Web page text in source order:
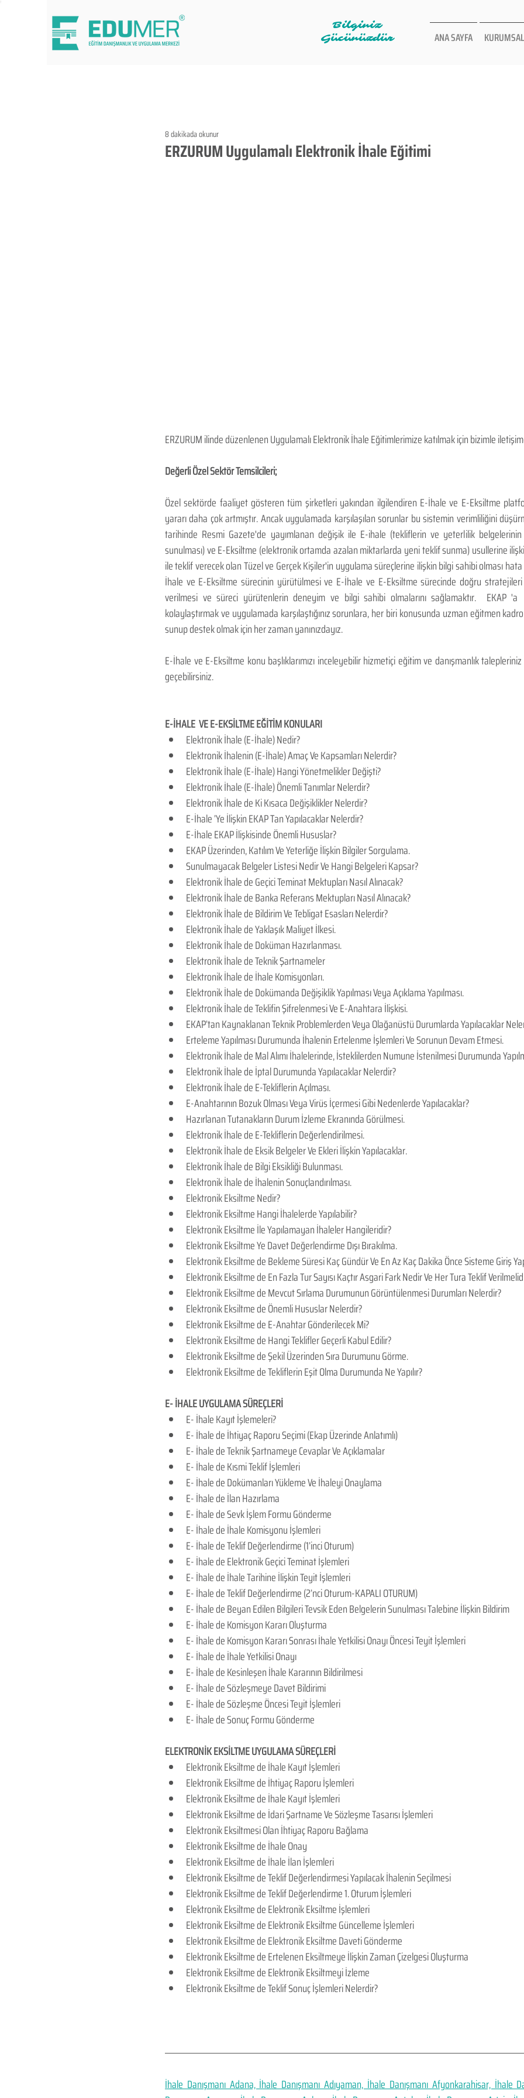
ANA SAYFA KURUMSAL
Bilginiz
Gücünüzdür
ERZURUM Uygulamalı Elektronik İhale Eğitimi
8 dakikada okunur
ERZURUM ilinde düzenlenen Uygulamalı Elektronik İhale Eğitimlerimize katılmak için bizimle
Değerli Özel Sektör Temsilcileri;
Özel sektörde faaliyet gösteren tüm şirketleri yakından ilgilendiren E-İhale ve E-Eksiltme
yararı daha çok artmıştır. Ancak uygulamada karşılaşılan sorunlar bu sistemin verimliliğini
tarihinde Resmi Gazete'de yayımlanan değişik ile E-ihale (tekliflerin ve yeterlilik
sunulması) ve E-Eksiltme (elektronik ortamda azalan miktarlarda yeni teklif sunma) usullerine
ile teklif verecek olan Tüzel ve Gerçek Kişiler'in uygulama süreçlerine ilişkin bilgi sahibi olması
İhale ve E-Eksiltme sürecinin yürütülmesi ve E-İhale ve E-Eksiltme sürecinde doğru
verilmesi ve süreci yürütenlerin deneyim ve bilgi sahibi olmalarını sağlamaktır.  EKAP 'a
kolaylaştırmak ve uygulamada karşılaştığınız sorunlara, her biri konusunda uzman eğitmen
sunup destek olmak için her zaman yanınızdayız.
E-İhale ve E-Eksiltme konu başlıklarımızı inceleyebilir hizmetiçi eğitim ve danışmanlık
geçebilirsiniz.
E-İHALE  VE E-EKSİLTME EĞİTİM KONULARI​
​Elektronik İhale (E-İhale) Nedir?
Elektronik İhalenin (E-İhale) Amaç Ve Kapsamları Nelerdir?
Elektronik İhale (E-İhale) Hangi Yönetmelikler Değişti?
Elektronik İhale (E-İhale) Önemli Tanımlar Nelerdir?
Elektronik İhale de Ki Kısaca Değişiklikler Nelerdir?
E-İhale ’Ye İlişkin EKAP Tan Yapılacaklar Nelerdir?
E-İhale EKAP İlişkisinde Önemli Hususlar?
EKAP Üzerinden, Katılım Ve Yeterliğe İlişkin Bilgiler Sorgulama.
Sunulmayacak Belgeler Listesi Nedir Ve Hangi Belgeleri Kapsar?
Elektronik İhale de Geçici Teminat Mektupları Nasıl Alınacak?
Elektronik İhale de Banka Referans Mektupları Nasıl Alınacak?
Elektronik İhale de Bildirim Ve Tebligat Esasları Nelerdir?
Elektronik İhale de Yaklaşık Maliyet İlkesi.
Elektronik İhale de Doküman Hazırlanması.
Elektronik İhale de Teknik Şartnameler
Elektronik İhale de İhale Komisyonları.
Elektronik İhale de Dokümanda Değişiklik Yapılması Veya Açıklama Yapılması.
Elektronik İhale de Teklifin Şifrelenmesi Ve E-Anahtara İlişkisi.
EKAP’tan Kaynaklanan Teknik Problemlerden Veya Olağanüstü Durumlarda Yapılacaklar
Erteleme Yapılması Durumunda İhalenin Ertelenme İşlemleri Ve Sorunun Devam Etmesi.
Elektronik İhale de Mal Alımı İhalelerinde, İsteklilerden Numune İstenilmesi Durumunda
Elektronik İhale de İptal Durumunda Yapılacaklar Nelerdir?
Elektronik İhale de E-Tekliflerin Açılması.
E-Anahtarının Bozuk Olması Veya Virüs İçermesi Gibi Nedenlerde Yapılacaklar?
Hazırlanan Tutanakların Durum İzleme Ekranında Görülmesi.
Elektronik İhale de E-Tekliflerin Değerlendirilmesi.
Elektronik İhale de Eksik Belgeler Ve Ekleri İlişkin Yapılacaklar.
Elektronik İhale de Bilgi Eksikliği Bulunması.
Elektronik İhale de İhalenin Sonuçlandırılması.
Elektronik Eksiltme Nedir?
Elektronik Eksiltme Hangi İhalelerde Yapılabilir?
Elektronik Eksiltme İle Yapılamayan İhaleler Hangileridir?
Elektronik Eksiltme Ye Davet Değerlendirme Dışı Bırakılma.
Elektronik Eksiltme de Bekleme Süresi Kaç Gündür Ve En Az Kaç Dakika Önce Sisteme Giriş
Elektronik Eksiltme de En Fazla Tur Sayısı Kaçtır Asgari Fark Nedir Ve Her Tura Teklif
Elektronik Eksiltme de Mevcut Sırlama Durumunun Görüntülenmesi Durumları Nelerdir?
Elektronik Eksiltme de Önemli Hususlar Nelerdir?
Elektronik Eksiltme de E-Anahtar Gönderilecek Mi?
Elektronik Eksiltme de Hangi Teklifler Geçerli Kabul Edilir?
Elektronik Eksiltme de Şekil Üzerinden Sıra Durumunu Görme.
Elektronik Eksiltme de Tekliflerin Eşit Olma Durumunda Ne Yapılır?
E- İHALE UYGULAMA SÜREÇLERİ
​E- İhale Kayıt İşlemeleri?
E- İhale de İhtiyaç Raporu Seçimi (Ekap Üzerinde Anlatımlı)
E- İhale de Teknik Şartnameye Cevaplar Ve Açıklamalar
E- İhale de Kısmi Teklif İşlemleri
E- İhale de Dokümanları Yükleme Ve İhaleyi Onaylama
E- İhale de İlan Hazırlama
E- İhale de Sevk İşlem Formu Gönderme
E- İhale de İhale Komisyonu İşlemleri
E- İhale de Teklif Değerlendirme (1’inci Oturum)
E- İhale de Elektronik Geçici Teminat İşlemleri
E- İhale de İhale Tarihine İlişkin Teyit İşlemleri
E- İhale de Teklif Değerlendirme (2’nci Oturum-KAPALI OTURUM)
E- İhale de Beyan Edilen Bilgileri Tevsik Eden Belgelerin Sunulması Talebine İlişkin Bildirim
E- İhale de Komisyon Kararı Oluşturma
E- İhale de Komisyon Kararı Sonrası İhale Yetkilisi Onayı Öncesi Teyit İşlemleri
E- İhale de İhale Yetkilisi Onayı
E- İhale de Kesinleşen İhale Kararının Bildirilmesi
E- İhale de Sözleşmeye Davet Bildirimi
E- İhale de Sözleşme Öncesi Teyit İşlemleri
E- İhale de Sonuç Formu Gönderme
ELEKTRONİK EKSİLTME UYGULAMA SÜREÇLERİ
​Elektronik Eksiltme de İhale Kayıt İşlemleri
Elektronik Eksiltme de İhtiyaç Raporu İşlemleri
Elektronik Eksiltme de İhale Kayıt İşlemleri
Elektronik Eksiltme de İdari Şartname Ve Sözleşme Tasarısı İşlemleri
Elektronik Eksiltmesi Olan İhtiyaç Raporu Bağlama
Elektronik Eksiltme de İhale Onay
Elektronik Eksiltme de İhale İlan İşlemleri
Elektronik Eksiltme de Teklif Değerlendirmesi Yapılacak İhalenin Seçilmesi
Elektronik Eksiltme de Teklif Değerlendirme 1. Oturum İşlemleri
Elektronik Eksiltme de Elektronik Eksiltme İşlemleri
Elektronik Eksiltme de Elektronik Eksiltme Güncelleme İşlemleri
Elektronik Eksiltme de Elektronik Eksiltme Daveti Gönderme
Elektronik Eksiltme de Ertelenen Eksiltmeye İlişkin Zaman Çizelgesi Oluşturma
Elektronik Eksiltme de Elektronik Eksiltmeyi İzleme
Elektronik Eksiltme de Teklif Sonuç İşlemleri Nelerdir?
İhale Danışmanı Adana, İhale Danışmanı Adıyaman, İhale Danışmanı Afyonkarahisar, İhale